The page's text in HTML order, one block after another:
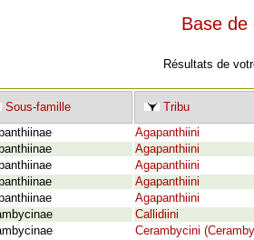
Base de
Résultats de
Sous-famille
Tribu
Agapanthiini
Agapanthiini
Agapanthiini
Agapanthiini
Agapanthiini
Callidiini
Cerambycini